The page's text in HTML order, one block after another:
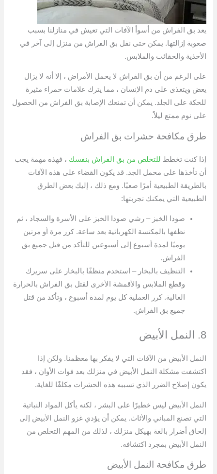
يعد بق الفراش من أسوأ الآفات التي تعيش في منازلنا بسبب
صعوبة إزالتها. يمكن حتى نقل بق الفراش من منزل إلى آخر في
الأحذية والحقائب والملابس.
على الرغم من أن بق الفراش لا يحمل الأمراض ، إلا أنه لا يزال
يعض ويتغذى على دم الإنسان ، مما يترك علامات حمراء مثيرة
للحكة على الجلد. يمكن أن تمنعك الإصابة بق الفراش من الحصول
على نوم ممتع ليلاً.
طرق مكافحة حشرات بق الفراش
إذا كنت تخطط للتخلص من بق الفراش بنفسك ، فهذه مهمة يجب
أن تأخذها على محمل الجد. قد يكون القضاء على هذه الآفات
بالطريقة الطبيعية أمرًا صعبًا. ومع ذلك ، إليك بعض الطرق
الطبيعية التي يمكنك تجربتها:
صودا الخبز – رشي صودا الخبز على الأسرة والسجاد ، ثم
نظفها بالمكنسة الكهربائية بعد ساعة. كرر مرة أو مرتين
يوميًا لمدة أسبوع إلى أسبوعين للتأكد من قتل جميع بق
الفراش.
التنظيف بالبخار – استخدم منظفًا بالبخار على سريرك
وقطع الملابس والأقمشة الأخرى لقتل بق الفراش بالحرارة
العالية. كرر العملية كل يوم لمدة أسبوع ، وتأكد من قتل
جميع بق الفراش.
8. النمل الأبيض
النمل الأبيض من الآفات التي لا يفكر بها معظمنا. ولكن إذا
اكتشفت مشكلة النمل الأبيض في منزلك بعد فوات الأوان ، فقد
يكون إصلاح الضرر الذي تسببه هذه الحشرات مكلفًا للغاية.
النمل الأبيض ليس خطيرًا على البشر ، لكنه يأكل المواد النباتية
التي تصنع المباني والأثاث. يمكن أن يؤدي غزو النمل الأبيض إلى
إلحاق أضرار بالغة بهيكل منزلك ، لذلك من المهم التخلص من
النمل الأبيض بمجرد اكتشافه.
طرق مكافحة النمل الأبيض